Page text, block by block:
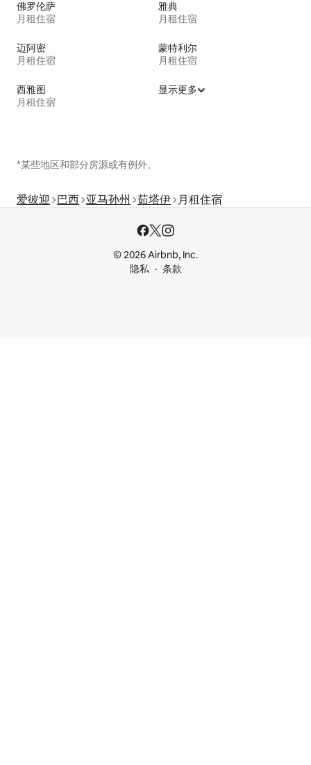
佛罗伦萨
月租住宿
雅典
月租住宿
迈阿密
月租住宿
蒙特利尔
月租住宿
西雅图
月租住宿
显示更多
*某些地区和部分房源或有例外。
爱彼迎 巴西 亚马孙州 茹塔伊 月租住宿
© 2026 Airbnb, Inc.
隐私
条款